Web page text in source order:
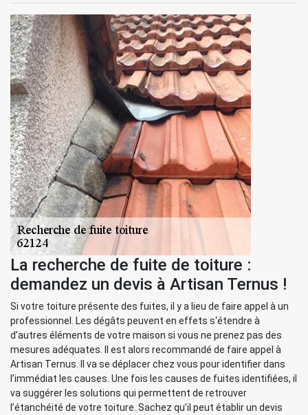
La recherche de fuite de toiture :
demandez un devis à Artisan Ternus !
Si votre toiture présente des fuites, il y a lieu de faire appel à un
professionnel. Les dégâts peuvent en effets s‘étendre à
d’autres éléments de votre maison si vous ne prenez pas des
mesures adéquates. Il est alors recommandé de faire appel à
Artisan Ternus. Il va se déplacer chez vous pour identifier dans
l’immédiat les causes. Une fois les causes de fuites identifiées, il
va suggérer les solutions qui permettent de retrouver
l’étanchéité de votre toiture. Sachez qu’il peut établir un devis